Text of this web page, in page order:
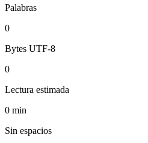
Palabras
0
Bytes UTF-8
0
Lectura estimada
0 min
Sin espacios